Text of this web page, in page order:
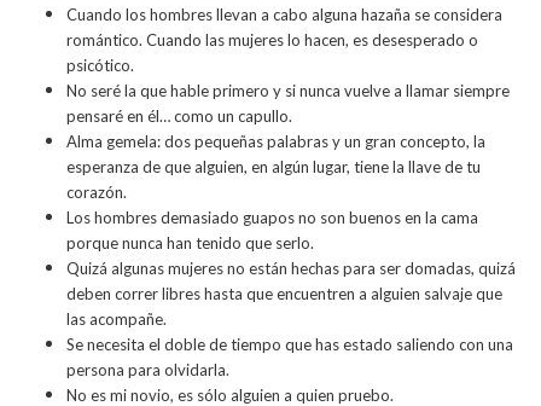
Cuando los hombres llevan a cabo alguna hazaña se considera
romántico. Cuando las mujeres lo hacen, es desesperado o
psicótico.
No seré la que hable primero y si nunca vuelve a llamar siempre
pensaré en él… como un capullo.
Alma gemela: dos pequeñas palabras y un gran concepto, la
esperanza de que alguien, en algún lugar, tiene la llave de tu
corazón.
Los hombres demasiado guapos no son buenos en la cama
porque nunca han tenido que serlo.
Quizá algunas mujeres no están hechas para ser domadas, quizá
deben correr libres hasta que encuentren a alguien salvaje que
las acompañe.
Se necesita el doble de tiempo que has estado saliendo con una
persona para olvidarla.
No es mi novio, es sólo alguien a quien pruebo.